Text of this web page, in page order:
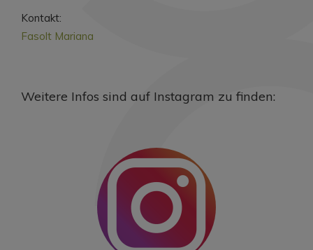
Kontakt:
Fasolt Mariana
Weitere Infos sind auf Instagram zu finden: